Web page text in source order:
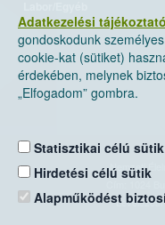
Adatkezelési
gondoskodunk
cookie-kat (sütiket)
érdekében, melynek
„Elfogadom” gombra.
Statisztikai célú sütik
Hirdetési célú sütik
Alapműködést
Nemzeti
Levelezési